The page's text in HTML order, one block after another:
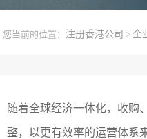
您当前的位置： 注册香港公司 > 企
随着全球经济一体化，收购
整，以更有效率的运营体系